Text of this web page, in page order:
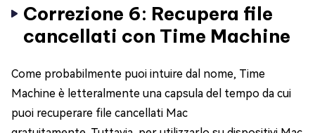
Correzione 6: Recupera file
cancellati con Time Machine
Come probabilmente puoi intuire dal nome, Time
Machine è letteralmente una capsula del tempo da cui
puoi recuperare file cancellati Mac